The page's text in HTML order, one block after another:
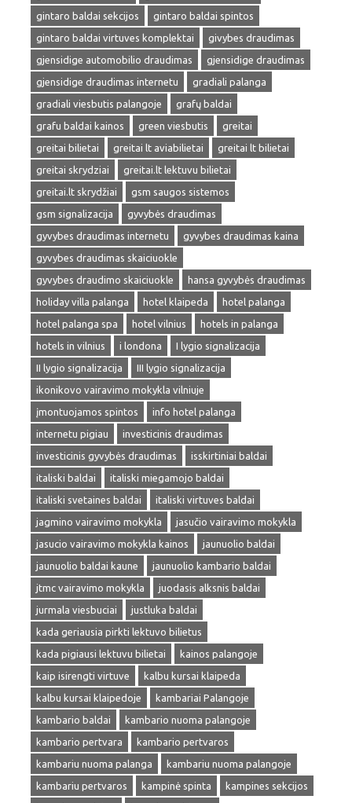
gintaro baldai sekcijos
gintaro baldai spintos
gintaro baldai virtuves komplektai
givybes draudimas
gjensidige automobilio draudimas
gjensidige draudimas
gjensidige draudimas internetu
gradiali palanga
gradiali viesbutis palangoje
grafų baldai
grafu baldai kainos
green viesbutis
greitai
greitai bilietai
greitai lt aviabilietai
greitai lt bilietai
greitai skrydziai
greitai.lt lektuvu bilietai
greitai.lt skrydžiai
gsm saugos sistemos
gsm signalizacija
gyvybės draudimas
gyvybes draudimas internetu
gyvybes draudimas kaina
gyvybes draudimas skaiciuokle
gyvybes draudimo skaiciuokle
hansa gyvybės draudimas
holiday villa palanga
hotel klaipeda
hotel palanga
hotel palanga spa
hotel vilnius
hotels in palanga
hotels in vilnius
i londona
I lygio signalizacija
II lygio signalizacija
III lygio signalizacija
ikonikovo vairavimo mokykla vilniuje
įmontuojamos spintos
info hotel palanga
internetu pigiau
investicinis draudimas
investicinis gyvybės draudimas
isskirtiniai baldai
italiski baldai
italiski miegamojo baldai
italiski svetaines baldai
italiski virtuves baldai
jagmino vairavimo mokykla
jasučio vairavimo mokykla
jasucio vairavimo mokykla kainos
jaunuolio baldai
jaunuolio baldai kaune
jaunuolio kambario baldai
jtmc vairavimo mokykla
juodasis alksnis baldai
jurmala viesbuciai
justluka baldai
kada geriausia pirkti lektuvo bilietus
kada pigiausi lektuvu bilietai
kainos palangoje
kaip isirengti virtuve
kalbu kursai klaipeda
kalbu kursai klaipedoje
kambariai Palangoje
kambario baldai
kambario nuoma palangoje
kambario pertvara
kambario pertvaros
kambariu nuoma palanga
kambariu nuoma palangoje
kambariu pertvaros
kampinė spinta
kampines sekcijos